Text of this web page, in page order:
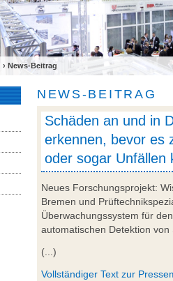
› News-Beitrag
NEWS-BEITRAG
Schäden an und in
erkennen, bevor es
oder sogar Unfällen
Neues Forschungsprojekt:
Bremen und
Überwachungssystem für
automatischen Detektion
(...)
Vollständiger Text zur